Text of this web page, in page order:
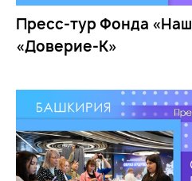
Пресс-тур Фонда
«Доверие-К»